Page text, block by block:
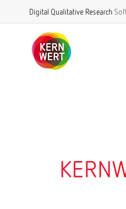
Digital Qualitative Research